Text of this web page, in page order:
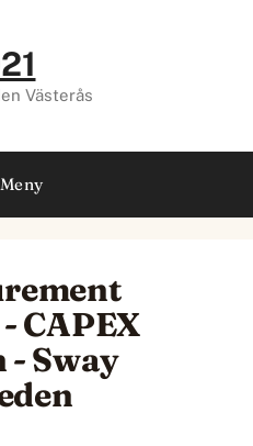
Västerås
Meny
CAPEX
Sway